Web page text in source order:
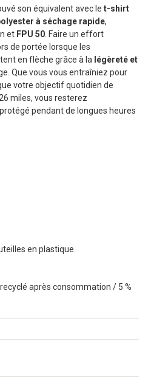
son équivalent avec le t-shirt
à séchage rapide,
et FPU 50 . Faire un effort
de portée lorsque les
en flèche grâce à la légèreté et
Que vous vous entraîniez pour
votre objectif quotidien de
miles, vous resterez
pendant de longues heures
en plastique.
après consommation / 5 %